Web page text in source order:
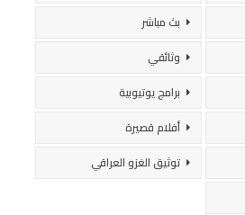
بث مباشر
وثائقي
برامج يوتيوبية
أفلام قصيرة
توثيق الغزو العراقي